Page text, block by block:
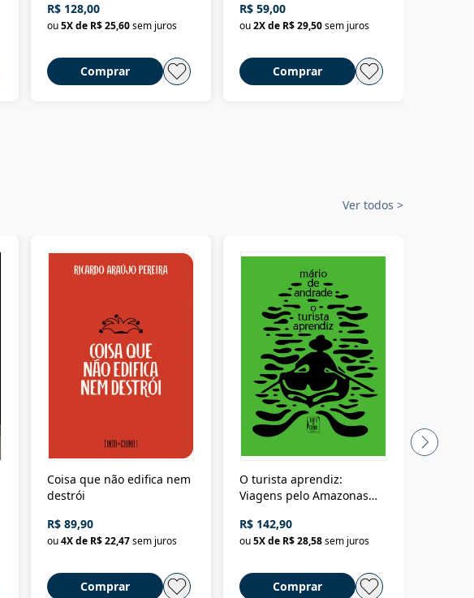
Civilização material
R$ 128,00
ou5X de R$ 25,60sem juros
Comprar
selvagem
R$ 59,00
ou2X de R$ 29,50sem juros
Comprar
Ver todos >
Coisa que não edifica nem
destrói
R$ 89,90
ou4X de R$ 22,47sem juros
Comprar
O turista aprendiz:
Viagens pelo Amazonas
até a Bolívia e por Marajó
até dizer chega
R$ 142,90
ou5X de R$ 28,58sem juros
Comprar